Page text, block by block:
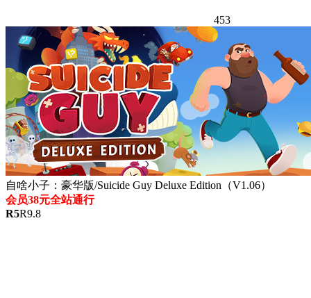
453
自啥小子：豪华版/Suicide Guy Deluxe Edition（V1.06）
会员38元全站通行
R5R9.8